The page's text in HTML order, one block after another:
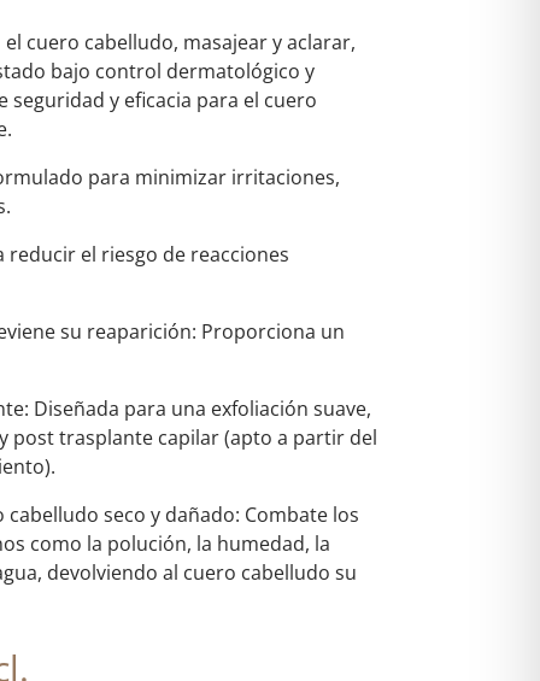
cuero cabelludo, masajear y aclarar,
bajo control dermatológico y
y eficacia para el cuero
para minimizar irritaciones,
el riesgo de reacciones
su reaparición: Proporciona un
Diseñada para una exfoliación suave,
post trasplante capilar (apto a partir del
seco y dañado: Combate los
como la polución, la humedad, la
devolviendo al cuero cabelludo su